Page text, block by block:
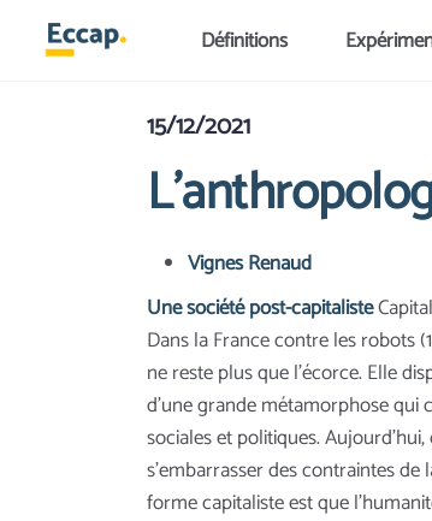
Aller au contenu principalDéfinitions
15/12/2021
Vignes Renaud
Une société post-capitaliste
Dans la France contre les robots
ne reste plus que l’écorce. Elle
d’une grande métamorphose qui
sociales et politiques.
s’embarrasser des contraintes
forme capitaliste est que